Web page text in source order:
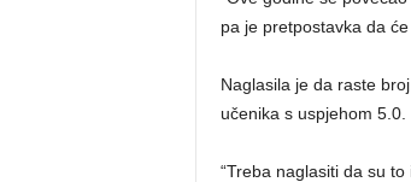
pa je pretpostavka da
Naglasila je da raste
učenika s uspjehom 5.0.
“Treba naglasiti da su